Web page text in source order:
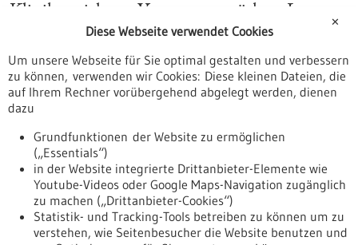
Kliniken sichern, Versorgung stärken, Lasten
fair verteilen
Die Landesregierung fordert vom Bund deutliche
Nachbesserungen an dem Gesetzentwurf zur geplanten
Reform der gesetzlichen Krankenversicherung.
https://www.gesundheitsindustrie-
staerken-lasten-fair-verteilen
EU-Pläne für die Biotechnologie - 16.06.2026
✕
Diese Webseite verwendet Cookies
Um unsere Webseite für Sie optimal gestalten und verbessern
zu können, verwenden wir Cookies: Diese kleinen Dateien, die
auf Ihrem Rechner vorübergehend abgelegt werden, dienen
dazu
Grundfunktionen der Website zu ermöglichen
(„Essentials“)
in der Website integrierte Drittanbieter-Elemente wie
Youtube-Videos oder Google Maps-Navigation zugänglich
zu machen („Drittanbieter-Cookies“)
Statistik- und Tracking-Tools betreiben zu können um zu
verstehen, wie Seitenbesucher die Website benutzen und